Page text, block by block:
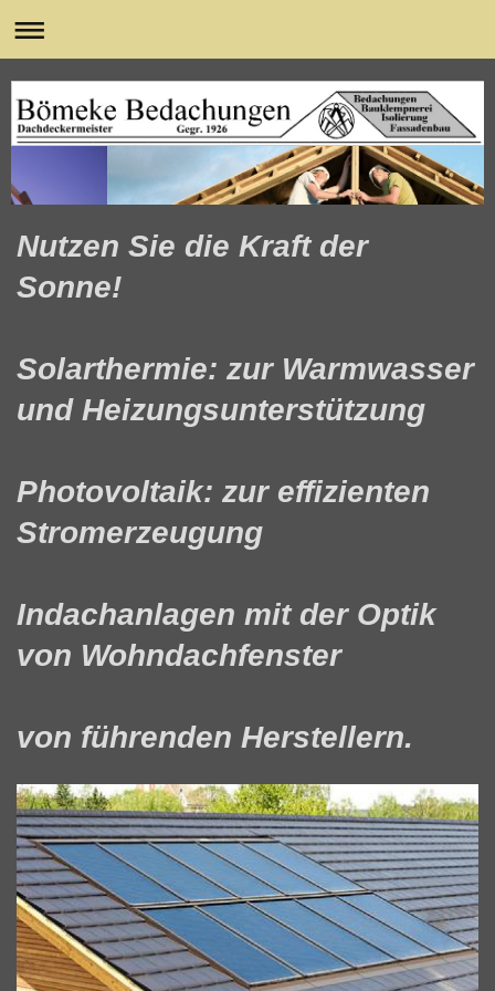
Nutzen Sie die Kraft der
Sonne!
Solarthermie: zur Warmwasser
und Heizungsunterstützung
Photovoltaik: zur effizienten
Stromerzeugung
Indachanlagen mit der Optik
von Wohndachfenster
von führenden Herstellern.